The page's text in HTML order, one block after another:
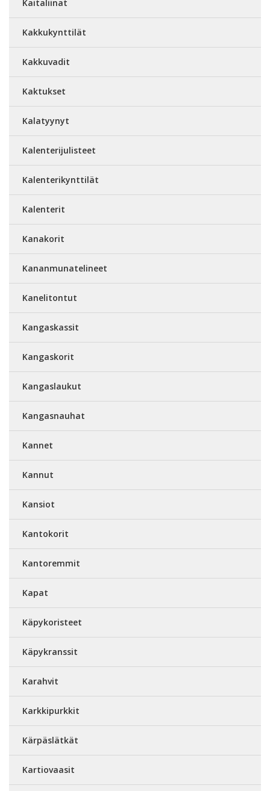
Kaitaliinat
Kakkukynttilät
Kakkuvadit
Kaktukset
Kalatyynyt
Kalenterijulisteet
Kalenterikynttilät
Kalenterit
Kanakorit
Kananmunatelineet
Kanelitontut
Kangaskassit
Kangaskorit
Kangaslaukut
Kangasnauhat
Kannet
Kannut
Kansiot
Kantokorit
Kantoremmit
Kapat
Käpykoristeet
Käpykranssit
Karahvit
Karkkipurkkit
Kärpäslätkät
Kartiovaasit